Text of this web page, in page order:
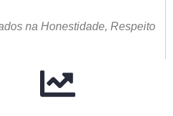
na Honestidade, Respeito